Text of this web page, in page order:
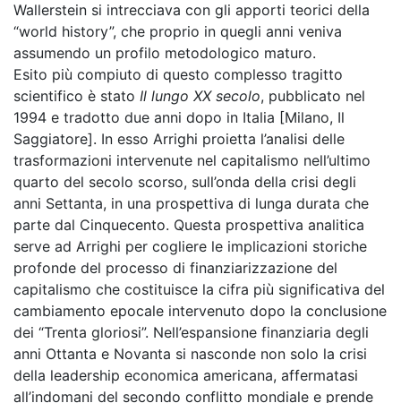
Wallerstein si intrecciava con gli apporti teorici della
“world history”, che proprio in quegli anni veniva
assumendo un profilo metodologico maturo.
Esito più compiuto di questo complesso tragitto
scientifico è stato Il lungo XX secolo, pubblicato nel
1994 e tradotto due anni dopo in Italia [Milano, Il
Saggiatore]. In esso Arrighi proietta l’analisi delle
trasformazioni intervenute nel capitalismo nell’ultimo
quarto del secolo scorso, sull’onda della crisi degli
anni Settanta, in una prospettiva di lunga durata che
parte dal Cinquecento. Questa prospettiva analitica
serve ad Arrighi per cogliere le implicazioni storiche
profonde del processo di finanziarizzazione del
capitalismo che costituisce la cifra più significativa del
cambiamento epocale intervenuto dopo la conclusione
dei “Trenta gloriosi”. Nell’espansione finanziaria degli
anni Ottanta e Novanta si nasconde non solo la crisi
della leadership economica americana, affermatasi
all’indomani del secondo conflitto mondiale e prende